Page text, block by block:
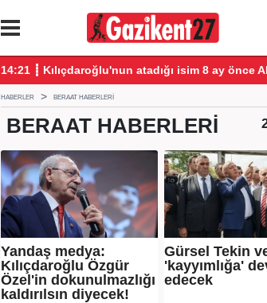
14:21 ┋ Kılıçdaroğlu'nun atadığı isim 8 ay önce
HABERLER BERAAT HABERLERI
BERAATHABERLERI
Yandaş medya:
Kılıçdaroğlu Özgür
Özel'in dokunulmazlığı
kaldırılsın diyecek!
Gürsel Tekin
'kayyımlığa'
edecek